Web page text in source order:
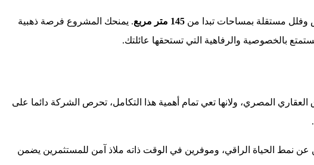
وفلل مستقلة بمساحات تبدا من 145 متر مربع
. يمنحك المشروع فرصة ذهبية
بالخصوصية والرفاهية التي تستحقها عائلتك.
المصري، ولانها تعي تمام أهمية هذا التكامل، تحرص الشركة دائما على
نمط الحياة الراقي، وموفرين في الوقت ذاته ملاذ آمن للمستثمرين يضمن